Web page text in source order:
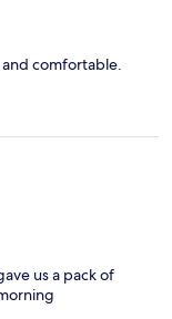
comfortable.
us a pack of